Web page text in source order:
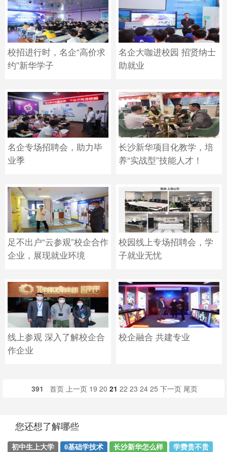
校招进行时，名企“高价求
约”新华学子
名企大咖进校园 招贤纳士
助就业
名企专场招聘会，助力毕
业季
长沙新华项目化教学，培
养“实战型”技能人才！
足不出户“云参观”校企合作
企业，展现就业环境
校园线上专场招聘会，学
子就业无忧
线上参观 深入了解校企合
作企业
校企融合 共建专业
391 首页 上一页 19 20 21 22 23 24 25 下一页 尾页
您还想了解哪些
初中生上大学 0基础学技术 长沙新华怎么样 学费贵不贵